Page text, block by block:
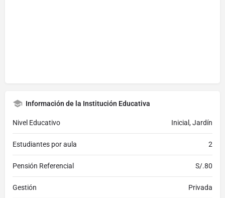
Información de la Institución Educativa
Nivel Educativo Inicial, Jardín
Estudiantes por aula 2
Pensión Referencial S/.80
Gestión Privada